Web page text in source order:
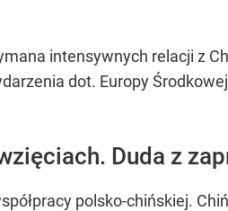
intensywnych relacji z
dot. Europy
Duda z
polsko-chińskiej.